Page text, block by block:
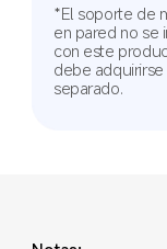
*El soporte de
en pared no se
con este
debe
separado.